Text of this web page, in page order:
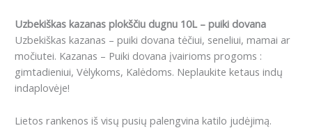
Uzbekiškas kazanas plokščiu dugnu 10L – puiki dovana
Uzbekiškas kazanas – puiki dovana tėčiui, seneliui, mamai ar
močiutei. Kazanas – Puiki dovana įvairioms progoms :
gimtadieniui, Vėlykoms, Kalėdoms. Neplaukite ketaus indų
indaplovėje!
Lietos rankenos iš visų pusių palengvina katilo judėjimą.